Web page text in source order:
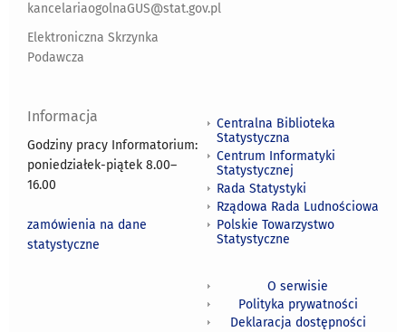
kancelariaogolnaGUS@stat.gov.pl
Elektroniczna Skrzynka
Podawcza
Informacja
Godziny pracy Informatorium:
poniedziałek-piątek 8.00–
16.00
zamówienia na dane
statystyczne
Centralna Biblioteka
Statystyczna
Centrum Informatyki
Statystycznej
Rada Statystyki
Rządowa Rada Ludnościowa
Polskie Towarzystwo
Statystyczne
O serwisie
Polityka prywatności
Deklaracja dostępności